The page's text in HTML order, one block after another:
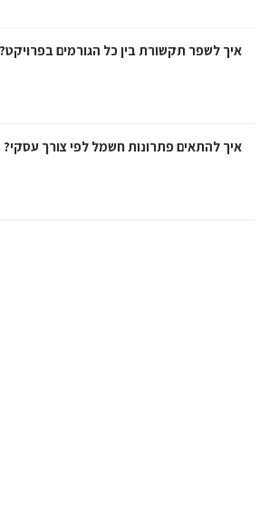
איך לשפר תקשורת בין כל הגורמים בפרויקט?
איך להתאים פתרונות חשמל לפי צורך עסקי?